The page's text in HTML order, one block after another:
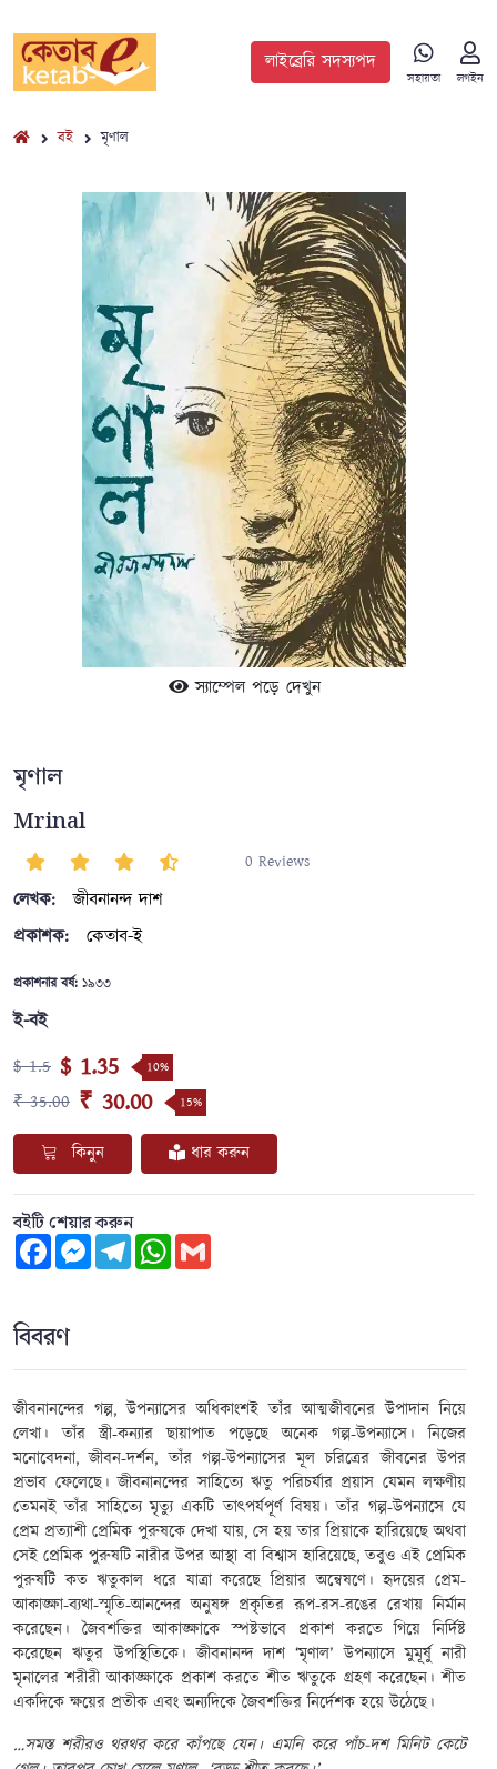
লাইব্রেরি সদস্যপদ
সহায়তা লগইন
বই মৃণাল
স্যাম্পেল পড়ে দেখুন
মৃণাল
Mrinal
0 Reviews
লেখক:
জীবনানন্দ দাশ
প্রকাশক:
কেতাব-ই
প্রকাশনার বর্ষ: ১৯৩৩
ই-বই
$ 1.5 $ 1.35 10%
₹ 35.00 ₹ 30.00 15%
কিনুন ধার করুন
বইটি শেয়ার করুন
FacebookMessengerTelegramWhatsApp
বিবরণ
জীবনানন্দের গল্প, উপন্যাসের অধিকাংশই তাঁর আত্মজীবনের উপাদান নিয়ে
লেখা। তাঁর স্ত্রী-কন্যার ছায়াপাত পড়েছে অনেক গল্প-উপন্যাসে। নিজের
মনোবেদনা, জীবন-দর্শন, তাঁর গল্প-উপন্যাসের মূল চরিত্রের জীবনের উপর
প্রভাব ফেলেছে। জীবনানন্দের সাহিত্যে ঋতু পরিচর্যার প্রয়াস যেমন লক্ষণীয়
তেমনই তাঁর সাহিত্যে মৃত্যু একটি তাৎপর্যপূর্ণ বিষয়। তাঁর গল্প-উপন্যাসে যে
প্রেম প্রত্যাশী প্রেমিক পুরুষকে দেখা যায়, সে হয় তার প্রিয়াকে হারিয়েছে অথবা
সেই প্রেমিক পুরুষটি নারীর উপর আস্থা বা বিশ্বাস হারিয়েছে, তবুও এই প্রেমিক
পুরুষটি কত ঋতুকাল ধরে যাত্রা করেছে প্রিয়ার অন্বেষণে। হৃদয়ের প্রেম-
আকাঙ্ক্ষা-ব্যথা-স্মৃতি-আনন্দের অনুষঙ্গ প্রকৃতির রূপ-রস-রঙের রেখায় নির্মান
করেছেন। জৈবশক্তির আকাঙ্ক্ষাকে স্পষ্টভাবে প্রকাশ করতে গিয়ে নির্দিষ্ট
করেছেন ঋতুর উপস্থিতিকে। জীবনানন্দ দাশ ‘মৃণাল’ উপন্যাসে মুমূর্ষু নারী
মৃনালের শরীরী আকাঙ্ক্ষাকে প্রকাশ করতে শীত ঋতুকে গ্রহণ করেছেন। শীত
একদিকে ক্ষয়ের প্রতীক এবং অন্যদিকে জৈবশক্তির নির্দেশক হয়ে উঠেছে।
…সমস্ত শরীরও থরথর করে কাঁপছে যেন। এমনি করে পাঁচ-দশ মিনিট কেটে